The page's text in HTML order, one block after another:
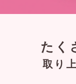
たく
取り